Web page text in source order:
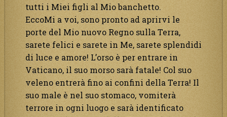
tutti i Miei figli al Mio banchetto.
EccoMi a voi, sono pronto ad aprirvi le
porte del Mio nuovo Regno sulla Terra,
sarete felici e sarete in Me, sarete splendidi
di luce e amore! L’orso è per entrare in
Vaticano, il suo morso sarà fatale! Col suo
veleno entrerà fino ai confini della Terra! Il
suo male è nel suo stomaco, vomiterà
terrore in ogni luogo e sarà identificato